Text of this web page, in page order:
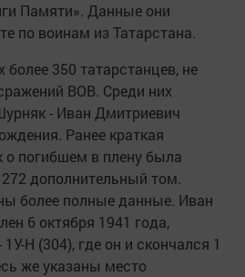
Памяти». Данные они
по воинам из Татарстана.
350 татарстанцев, не
ВОВ. Среди них
- Иван Дмитриевич
Ранее краткая
погибшем в плену была
дополнительный том.
более полные данные. Иван
6 октября 1941 года,
Н (304), где он и скончался 1
же указаны место